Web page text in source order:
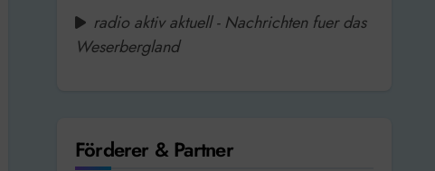
radio aktiv aktuell - Nachrichten fuer das
Weserbergland
Förderer & Partner